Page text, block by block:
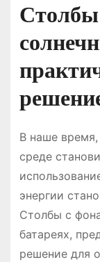
Столбы
В наше
среде
энергии
Столбы с
батареях,
решение для